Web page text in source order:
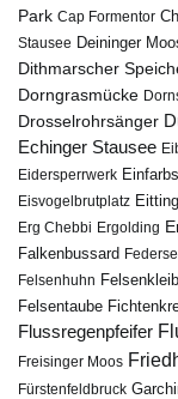
Park Cap Formentor
Stausee Deininger
Dithmarscher
Dorngrasmücke
Drosselrohrsänger
Echinger Stausee
Eidersperrwerk
Eisvogelbrutplatz
Erg Chebbi Ergolding
Falkenbussard
Felsenhuhn
Felsentaube
Flussregenpfeifer
Freisinger Moos
Fürstenfeldbruck